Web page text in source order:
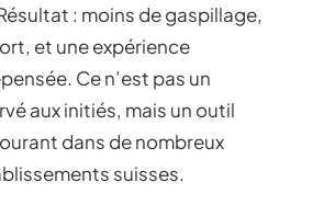
: moins de gaspillage,
et une expérience
Ce n’est pas un
aux initiés, mais un outil
dans de nombreux
suisses.